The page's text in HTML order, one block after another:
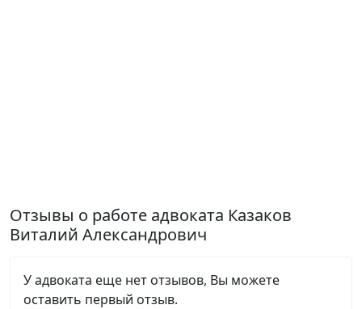
Отзывы о работе адвоката Казаков
Виталий Александрович
У адвоката еще нет отзывов, Вы можете
оставить первый отзыв.